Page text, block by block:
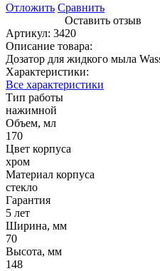
Отложить Сравнить
Оставить отзыв
Артикул: 3420
Описание товара:
Дозатор для жидкого мыла
Характеристики:
Все характеристики
Тип работы
нажимной
Объем, мл
170
Цвет корпуса
хром
Материал корпуса
стекло
Гарантия
5 лет
Ширина, мм
70
Высота, мм
148